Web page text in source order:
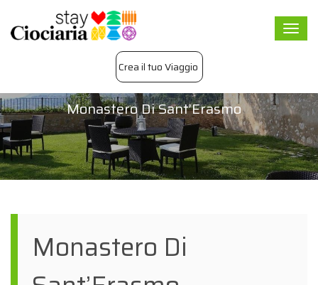
Crea il tuo Viaggio
Monastero Di Sant’Erasmo
Monastero Di